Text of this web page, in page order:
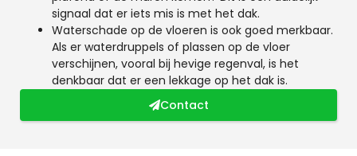
signaal dat er iets mis is met het dak.
Waterschade op de vloeren is ook goed merkbaar.
Als er waterdruppels of plassen op de vloer
verschijnen, vooral bij hevige regenval, is het
denkbaar dat er een lekkage op het dak is.
Contact